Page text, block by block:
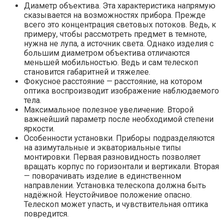
Диаметр объектива. Эта характеристика напрямую
сказывается на возможностях прибора. Прежде
всего это концентрация световых потоков. Ведь, к
примеру, чтобы рассмотреть предмет в темноте,
нужна не лупа, а источник света. Однако изделия с
большим диаметром объектива отличаются
меньшей мобильностью. Ведь и сам телескоп
становится габаритней и тяжелее.
Фокусное расстояние — расстояние, на котором
оптика воспроизводит изображение наблюдаемого
тела.
Максимальное полезное увеличение. Второй
важнейший параметр после необходимой степени
яркости.
Особенности установки. Приборы подразделяются
на азимутальные и экваториальные типы
монтировки. Первая разновидность позволяет
вращать корпус по горизонтали и вертикали. Вторая
— поворачивать изделие в единственном
направлении. Установка телескопа должна быть
надёжной. Неустойчивое положение опасно.
Телескоп может упасть, и чувствительная оптика
повредится.